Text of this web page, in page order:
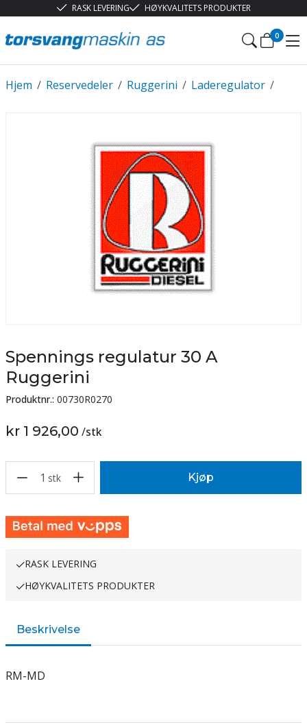
RASK LEVERING HØYKVALITETS PRODUKTER
0
/
Hjem /
Reservedeler /
Ruggerini /
Laderegulator
Spennings regulatur 30 A
Ruggerini
Produktnr.: 00730R0270
kr 1 926,00 /stk
1 stk Kjøp
RASK LEVERING
HØYKVALITETS PRODUKTER
Beskrivelse
RM-MD